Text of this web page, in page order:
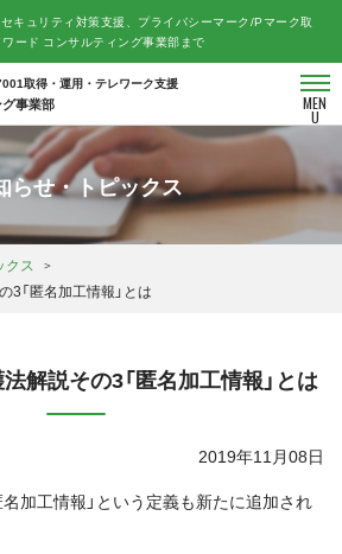
キュリティ対策支援、プライバシーマーク/Pマーク取
ード コンサルティング事業部まで
MEN
U
取得・運用・テレワーク支援
事業部
らせ・トピックス
クス
「匿名加工情報」とは
解説その3「匿名加工情報」とは
2019年11月08日
加工情報」という定義も新たに追加され